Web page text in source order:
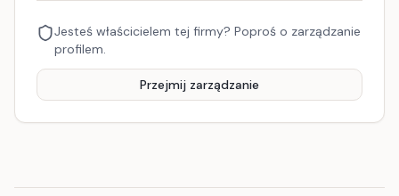
Jesteś właścicielem tej firmy? Poproś o zarządzanie
profilem.
Przejmij zarządzanie